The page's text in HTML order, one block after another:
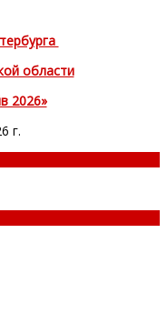
области
2026»
г.